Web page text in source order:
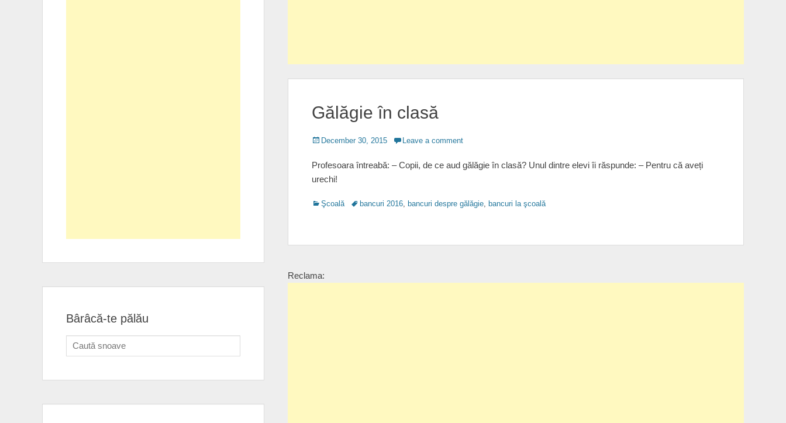
Gălăgie în clasă
Posted
December 30, 2015 Leave a comment
Profesoara întreabă: – Copii, de ce aud gălăgie în clasă? Unul dintre elevi îi răspunde: – Pentru că aveți
urechi!
Categories
Şcoală Tagsbancuri 2016, bancuri despre gălăgie, bancuri la şcoală
Reclama:
Bârâcă-te pălău
Search
for: